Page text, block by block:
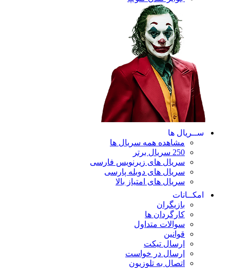
ها
مشاهده همه سریال ها
سریال های زیرنویس فارسی
سریال های دوبله پارسی
سریال های امتیاز بالا
کارگردان ها
سوالات متداول
ارسال تیکت
ارسال در خواست
اتصال به تلوزیون